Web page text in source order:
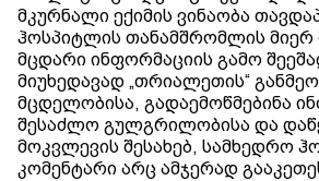
მკურნალი ექიმის ვინაობა
ჰოსპიტლის თანამშრომლის
მცდარი ინფორმაციის გამო
მიუხედავად „თრიალეთის“
მცდელობისა, გადაემოწმებინა
შესაძლო გულგრილობისა და
მოკვლევის შესახებ, სამხედრო
კომენტარი არც ამჯერად